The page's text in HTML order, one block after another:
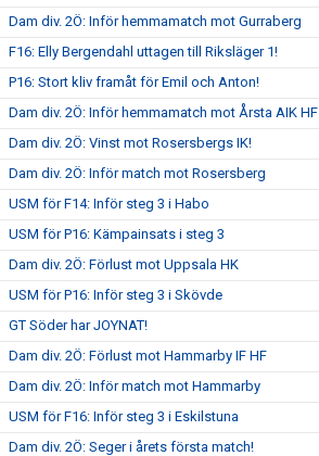
Dam div. 2Ö: Inför hemmamatch mot Gurraberg
F16: Elly Bergendahl uttagen till Riksläger 1!
P16: Stort kliv framåt för Emil och Anton!
Dam div. 2Ö: Inför hemmamatch mot Årsta AIK HF
Dam div. 2Ö: Vinst mot Rosersbergs IK!
Dam div. 2Ö: Inför match mot Rosersberg
USM för F14: Inför steg 3 i Habo
USM för P16: Kämpainsats i steg 3
Dam div. 2Ö: Förlust mot Uppsala HK
USM för P16: Inför steg 3 i Skövde
GT Söder har JOYNAT!
Dam div. 2Ö: Förlust mot Hammarby IF HF
Dam div. 2Ö: Inför match mot Hammarby
USM för F16: Inför steg 3 i Eskilstuna
Dam div. 2Ö: Seger i årets första match!